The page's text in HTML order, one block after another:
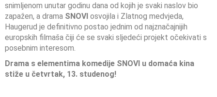
snimljenom unutar godinu dana od kojih je svaki naslov bio
zapažen, a drama SNOVI osvojila i Zlatnog medvjeda,
Haugerud je definitivno postao jednim od najznačajnijih
europskih filmaša čiji će se svaki sljedeći projekt očekivati s
posebnim interesom.
Drama s elementima komedije SNOVI u domaća kina
stiže u četvrtak, 13. studenog!